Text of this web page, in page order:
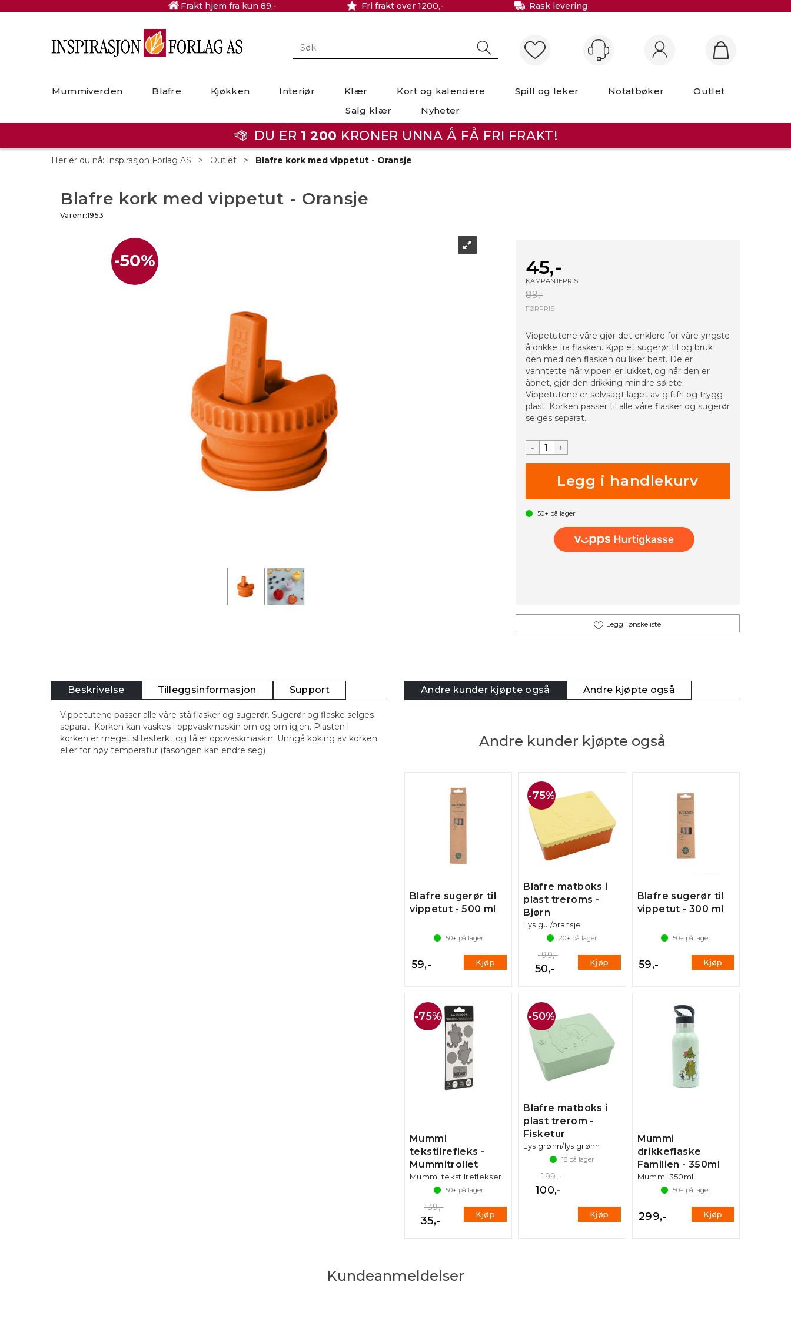
Frakt hjem fra kun 89,- Fri frakt over 1200,- Rask levering
Mummiverden Blafre Kjøkken Interiør Klær Kort og kalendere Spill og leker Notatbøker
Outlet
Salg klær
Nyheter
DU ER 1 200 KRONER UNNA Å FÅ FRI FRAKT!
Her er du nå: Inspirasjon Forlag AS > Outlet > Blafre kork med vippetut - Oransje
Blafre kork med vippetut - Oransje
Varenr:1953
50% 45,-
KAMPANJEPRIS
89,-
FØRPRIS
Vippetutene våre gjør det enklere for våre yngste
å drikke fra flasken. Kjøp et sugerør til og bruk
den med den flasken du liker best. De er
vanntette når vippen er lukket, og når den er
åpnet, gjør den drikking mindre sølete.
Vippetutene er selvsagt laget av giftfri og trygg
plast. Korken passer til alle våre flasker og sugerør
selges separat.
- +
50+ på lager
Legg i ønskeliste
Beskrivelse Tilleggsinformasjon Support
Vippetutene passer alle våre stålflasker og sugerør. Sugerør og flaske selges
separat. Korken kan vaskes i oppvaskmaskin om og om igjen. Plasten i
korken er meget slitesterkt og tåler oppvaskmaskin. Unngå koking av korken
eller for høy temperatur (fasongen kan endre seg)
Andre kunder kjøpte også Andre kjøpte også
Andre kunder kjøpte også
Blafre sugerør til
vippetut - 500 ml
50+ på lager
59,- Kjøp
75%
Blafre matboks i
plast treroms -
Bjørn
Lys gul/oransje
20+ på lager
199,-
50,- Kjøp
Blafre sugerør til
vippetut - 300 ml
50+ på lager
59,- Kjøp
75%
Mummi
tekstilrefleks -
Mummitrollet
Mummi tekstilreflekser
50+ på lager
139,-
35,- Kjøp
50%
Blafre matboks i
plast trerom -
Fisketur
Lys grønn/lys grønn
18 på lager
199,-
100,-
Kjøp
Mummi
drikkeflaske
Familien - 350ml
Mummi 350ml
50+ på lager
299,- Kjøp
Kundeanmeldelser